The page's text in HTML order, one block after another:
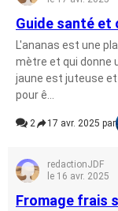
Guide santé et
L'ananas est une
mètre et qui donne
jaune est juteuse
pour ê...
2 17 avr. 2025 par
redactionJDF
le 16 avr. 2025
Fromage frais